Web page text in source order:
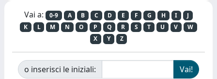
Vai a: 0-9 A B C D E F G H I
J
K
L M N O P Q R S T U V
W
X
Y Z
o inserisci le iniziali: